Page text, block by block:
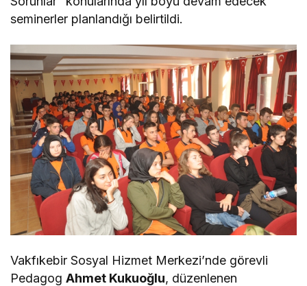
seminerler planlandığı belirtildi.
Vakfıkebir Sosyal Hizmet Merkezi’nde görevli
PedagogAhmet Kukuoğlu, düzenlenen